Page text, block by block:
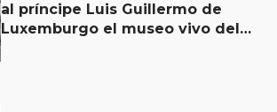
al príncipe Luis Guillermo de
Luxemburgo el museo vivo del